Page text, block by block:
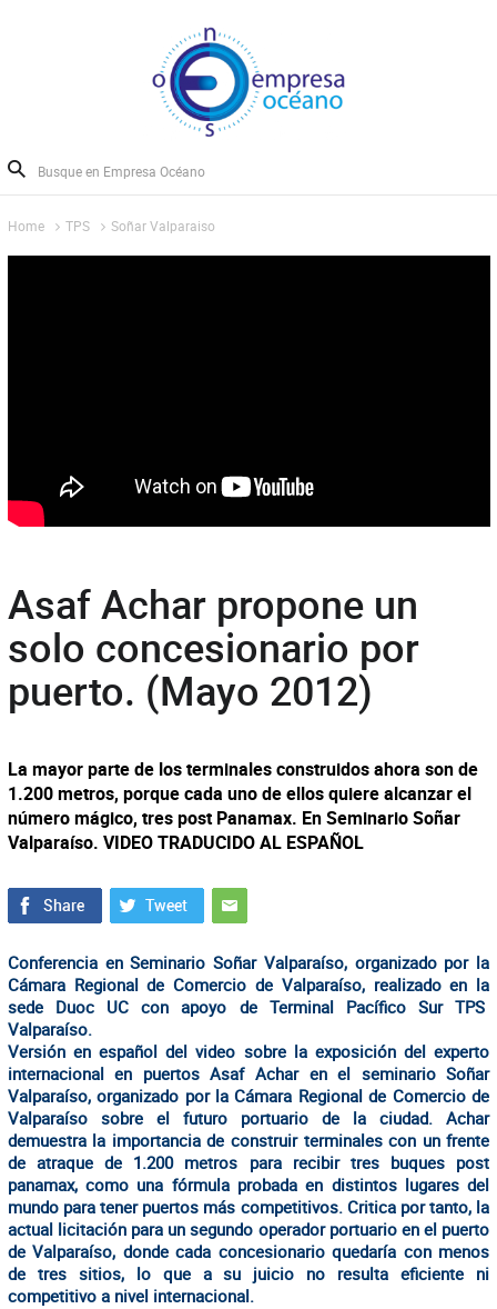
Home TPS Soñar Valparai­so
Asaf Achar propone un
solo concesionario por
puerto. (Mayo 2012)
La mayor parte de los terminales construidos ahora son de
1.200 metros, porque cada uno de ellos quiere alcanzar el
número mágico, tres post Panamax. En Seminario Soñar
Valparaíso. VIDEO TRADUCIDO AL ESPAÑOL
Conferencia en Seminario Soñar Valparaíso, organizado por la
Cámara Regional de Comercio de Valparaíso, realizado en la
sede Duoc UC con apoyo de Terminal Pacífico Sur TPS
Valparaíso.
Versión en español del video sobre la exposición del experto
internacional en puertos Asaf Achar en el seminario Soñar
Valparaíso, organizado por la Cámara Regional de Comercio de
Valparaíso sobre el futuro portuario de la ciudad. Achar
demuestra la importancia de construir terminales con un frente
de atraque de 1.200 metros para recibir tres buques post
panamax, como una fórmula probada en distintos lugares del
mundo para tener puertos más competitivos. Critica por tanto, la
actual licitación para un segundo operador portuario en el puerto
de Valparaíso, donde cada concesionario quedaría con menos
de tres sitios, lo que a su juicio no resulta eficiente ni
competitivo a nivel internacional.